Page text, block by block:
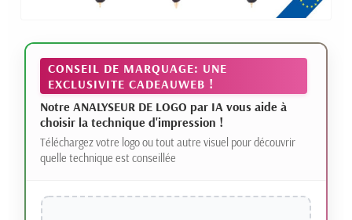
CONSEIL DE MARQUAGE: UNE
EXCLUSIVITE CADEAUWEB !
Notre ANALYSEUR DE LOGO par IA vous aide à
choisir la technique d'impression !
Téléchargez votre logo ou tout autre visuel pour découvrir
quelle technique est conseillée